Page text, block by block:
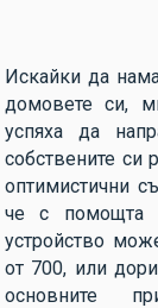
Искайки да
домовете си,
успяха да
собствените си
оптимистични
че с помощта
устройство
от 700, или
основните